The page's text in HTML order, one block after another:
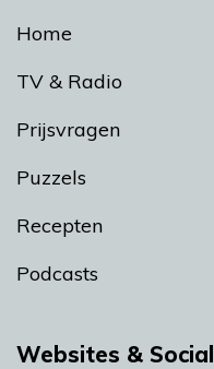
Home
TV & Radio
Prijsvragen
Puzzels
Recepten
Podcasts
Websites & Social